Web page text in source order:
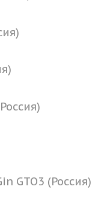
GTO3 (Россия)